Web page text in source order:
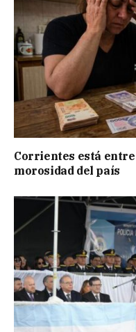
Corrientes está
morosidad del país